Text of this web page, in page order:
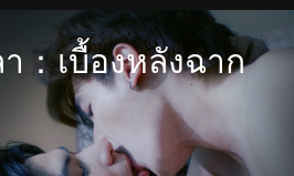
：เบื้องหลังฉาก